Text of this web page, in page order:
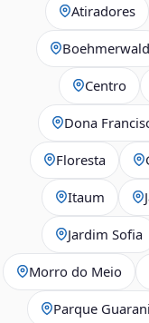
Atiradores
Boehmerwald
Centro
Dona
Floresta
Itaum
Jardim Sofia
Morro do Meio
Parque Guarani